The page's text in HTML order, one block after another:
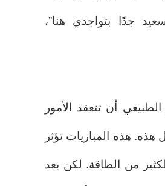
جدًا بتواجدي هنا”،
أن تتعقد الأمور
هذه. هذه المباريات تؤثر
من الطاقة. لكن بعد